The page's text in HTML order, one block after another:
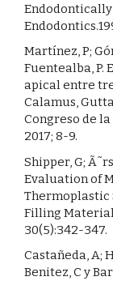
Martínez, P;
Fuentealba,
apical entre
Calamus,
Congreso de
2017; 8-9.
Shipper, G;
Evaluation of
Thermoplastic
Filling Material
30(5):342-347.
Castañeda, A;
Benitez, C y